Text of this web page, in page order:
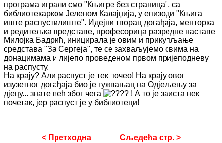
програма играли смо "Књигре без страница", са
библиотекарком Јеленом Калајџија, у епизоди "Књига
иште распустилиште". Идејни творац догађаја, менторка
и редитељка представе, професорица разредне наставе
Милојка Бадрић, иницирала је овим и прикупљање
средстава "За Сергеја", те се захваљујемо свима на
донацимама и лијепо проведеном првом пријеподневу
на распусту.
На крају? Али распуст је тек почео! На крају овог
изузетног догађаја био је гужвањац на Одјељењу за
дјецу... знате већ због чега
! А то је заиста нек
почетак, јер распуст је у библиотеци!
< Претходна Сљедећа стр. >